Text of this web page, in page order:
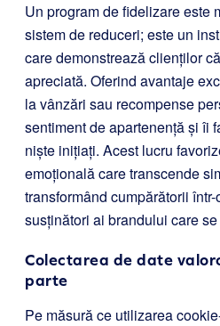
Un program de fidelizare este
sistem de reduceri; este un
care demonstrează clienților
apreciată. Oferind avantaje
la vânzări sau recompense
sentiment de apartenență și îi
niște inițiați. Acest lucru
emoțională care transcende
transformând cumpărătorii
susținători ai brandului care
Colectarea de date
parte
Pe măsură ce utilizarea